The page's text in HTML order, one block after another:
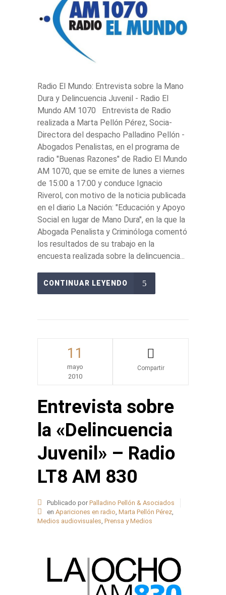
Radio El Mundo: Entrevista sobre la Mano
Dura y Delincuencia Juvenil - Radio El
Mundo AM 1070 Entrevista de Radio
realizada a Marta Pellón Pérez, Socia-
Directora del despacho Palladino Pellón -
Abogados Penalistas, en el programa de
radio "Buenas Razones" de Radio El Mundo
AM 1070, que se emite de lunes a viernes
de 15:00 a 17:00 y conduce Ignacio
Riverol, con motivo de la noticia publicada
en el diario La Nación: "Educación y Apoyo
Social en lugar de Mano Dura", en la que la
Abogada Penalista y Criminóloga comentó
los resultados de su trabajo en la
encuesta realizada sobre la delincuencia...
CONTINUAR LEYENDO
11
mayo
2010
Entrevista sobre
la «Delincuencia
Juvenil» – Radio
LT8 AM 830
Publicado por Palladino Pellón & Asociados
en Apariciones en radio, Marta Pellón Pérez,
Medios audiovisuales, Prensa y Medios